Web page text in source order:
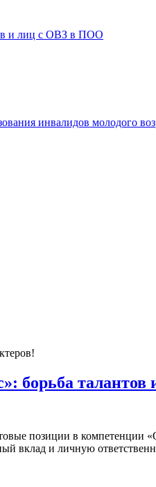
и лиц с ОВЗ в ПОО
инвалидов молодого
борьба талантов
позиции в компетенции
вклад и личную